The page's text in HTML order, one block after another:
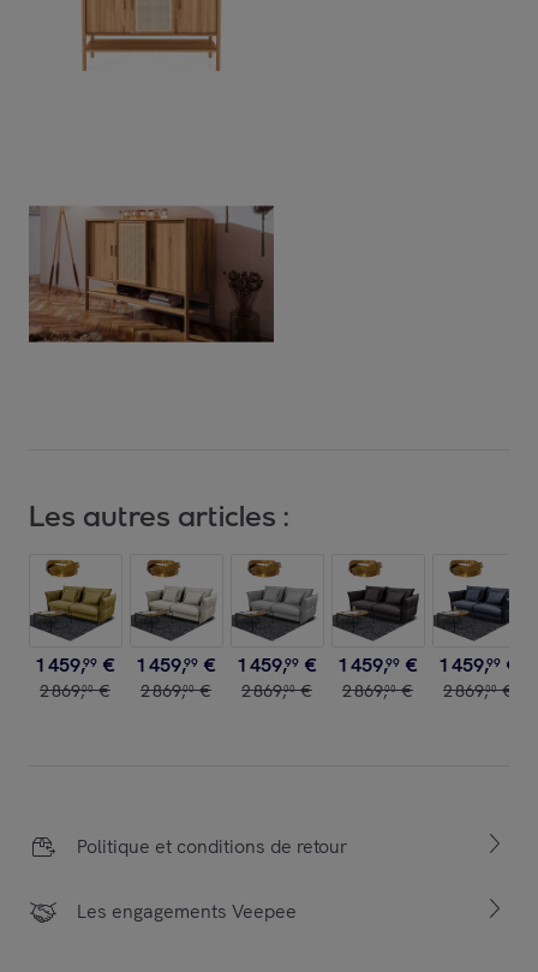
Les autres articles :
1459,99 €
2869,00 €
1459,99 €
2869,00 €
1459,99 €
2869,00 €
1459,99 €
2869,00 €
1459,99 €
2869,00 €
Politique et conditions de retour
Les engagements Veepee